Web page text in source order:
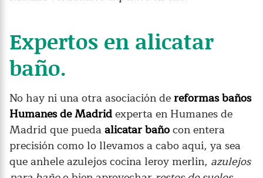
Expertos en alicatar
baño.
No hay ni una otra asociación dereformas baños
Humanes de Madridexperta en Humanes de
Madrid que puedaalicatar bañocon entera
precisión como lo llevamos a cabo aquí, ya sea
que anhele azulejos cocina leroy merlin, azulejos